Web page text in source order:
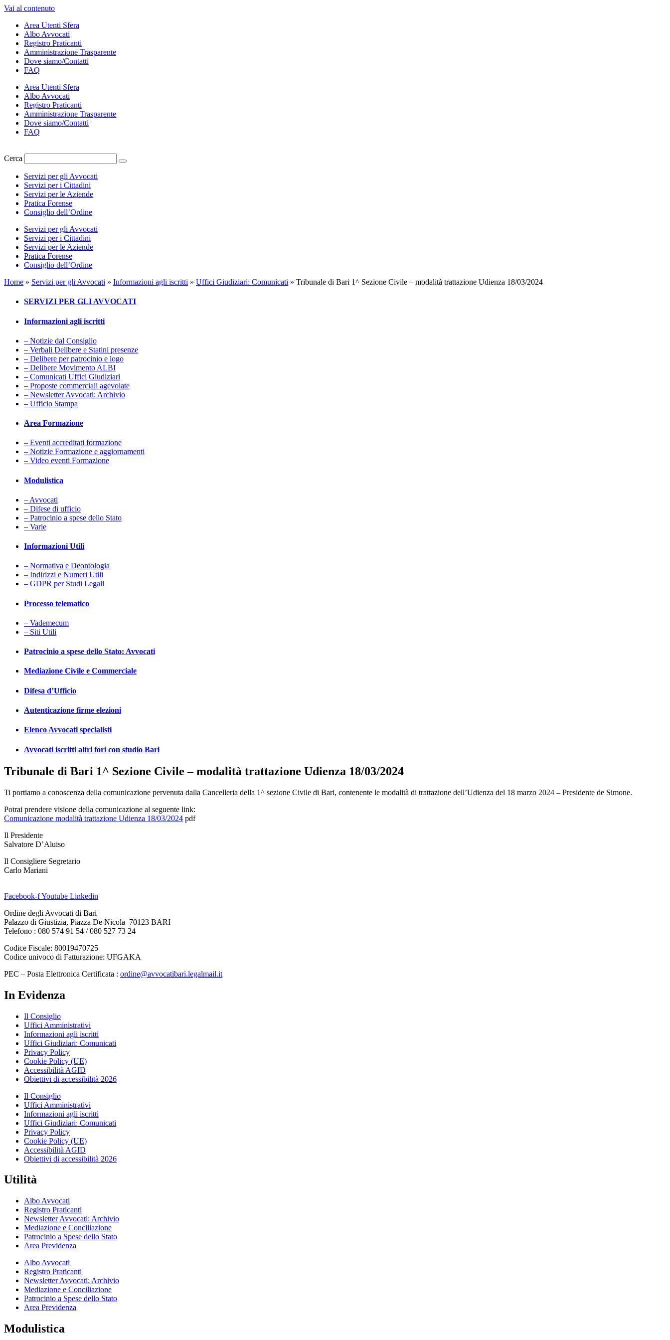
Vai al contenuto
Area Utenti Sfera
Albo Avvocati
Registro Praticanti
Amministrazione Trasparente
Dove siamo/Contatti
FAQ
Area Utenti Sfera
Albo Avvocati
Registro Praticanti
Amministrazione Trasparente
Dove siamo/Contatti
FAQ
Cerca
Servizi per gli Avvocati
Servizi per i Cittadini
Servizi per le Aziende
Pratica Forense
Consiglio dell’Ordine
Servizi per gli Avvocati
Servizi per i Cittadini
Servizi per le Aziende
Pratica Forense
Consiglio dell’Ordine
Home » Servizi per gli Avvocati » Informazioni agli iscritti » Uffici Giudiziari: Comunicati » Tribunale di Bari 1^ Sezione Civile – modalità trattazione Udienza 18/03/2024
SERVIZI PER GLI AVVOCATI
Informazioni agli iscritti
– Notizie dal Consiglio
– Verbali Delibere e Statini presenze
– Delibere per patrocinio e logo
– Delibere Movimento ALBI
– Comunicati Uffici Giudiziari
– Proposte commerciali agevolate
– Newsletter Avvocati: Archivio
– Ufficio Stampa
Area Formazione
– Eventi accreditati formazione
– Notizie Formazione e aggiornamenti
– Video eventi Formazione
Modulistica
– Avvocati
– Difese di ufficio
– Patrocinio a spese dello Stato
– Varie
Informazioni Utili
– Normativa e Deontologia
– Indirizzi e Numeri Utili
– GDPR per Studi Legali
Processo telematico
– Vademecum
– Siti Utili
Patrocinio a spese dello Stato: Avvocati
Mediazione Civile e Commerciale
Difesa d’Ufficio
Autenticazione firme elezioni
Elenco Avvocati specialisti
Avvocati iscritti altri fori con studio Bari
Tribunale di Bari 1^ Sezione Civile – modalità trattazione Udienza 18/03/2024
Ti portiamo a conoscenza della comunicazione pervenuta dalla Cancelleria della 1^ sezione Civile di Bari, contenente le modalità di trattazione dell’Udienza del 18 marzo 2024 – Presidente de Simone.
Potrai prendere visione della comunicazione al seguente link:
Comunicazione modalità trattazione Udienza 18/03/2024 pdf
Il Presidente
Salvatore D’Aluiso
Il Consigliere Segretario
Carlo Mariani
Facebook-fYoutube Linkedin
Ordine degli Avvocati di Bari
Palazzo di Giustizia, Piazza De Nicola 70123 BARI
Telefono : 080 574 91 54 / 080 527 73 24
Codice Fiscale: 80019470725
Codice univoco di Fatturazione: UFGAKA
PEC – Posta Elettronica Certificata : ordine@avvocatibari.legalmail.it
In Evidenza
Il Consiglio
Uffici Amministrativi
Informazioni agli iscritti
Uffici Giudiziari: Comunicati
Privacy Policy
Cookie Policy (UE)
Accessibilità AGID
Obiettivi di accessibilità 2026
Il Consiglio
Uffici Amministrativi
Informazioni agli iscritti
Uffici Giudiziari: Comunicati
Privacy Policy
Cookie Policy (UE)
Accessibilità AGID
Obiettivi di accessibilità 2026
Utilità
Albo Avvocati
Registro Praticanti
Newsletter Avvocati: Archivio
Mediazione e Conciliazione
Patrocinio a Spese dello Stato
Area Previdenza
Albo Avvocati
Registro Praticanti
Newsletter Avvocati: Archivio
Mediazione e Conciliazione
Patrocinio a Spese dello Stato
Area Previdenza
Modulistica